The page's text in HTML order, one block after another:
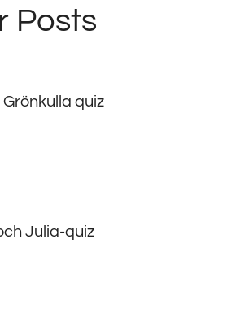
Posts
quiz
Julia-quiz